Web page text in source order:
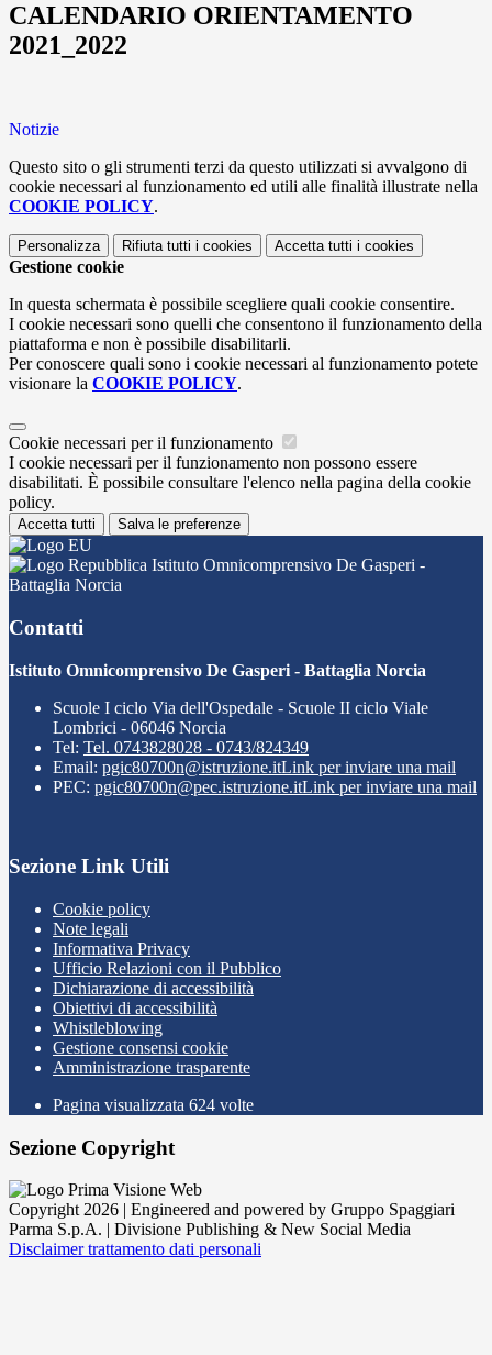
CALENDARIO ORIENTAMENTO
2021_2022
Notizie
Questo sito o gli strumenti terzi da questo utilizzati si avvalgono di
cookie necessari al funzionamento ed utili alle finalità illustrate nella
COOKIE POLICY.
Personalizza Rifiuta tutti i cookies Accetta tutti i cookies
Gestione cookie
In questa schermata è possibile scegliere quali cookie consentire.
I cookie necessari sono quelli che consentono il funzionamento della
piattaforma e non è possibile disabilitarli.
Per conoscere quali sono i cookie necessari al funzionamento potete
visionare la COOKIE POLICY.
Cookie necessari per il funzionamento
I cookie necessari per il funzionamento non possono essere
disabilitati. È possibile consultare l'elenco nella pagina della cookie
policy.
Accetta tutti Salva le preferenze
Istituto Omnicomprensivo De Gasperi -
Battaglia Norcia
Contatti
Istituto Omnicomprensivo De Gasperi - Battaglia Norcia
Scuole I ciclo Via dell'Ospedale - Scuole II ciclo Viale
Lombrici - 06046 Norcia
Tel: Tel. 0743828028 - 0743/824349
Email: pgic80700n@istruzione.itLink per inviare una mail
PEC: pgic80700n@pec.istruzione.itLink per inviare una mail
Sezione Link Utili
Cookie policy
Note legali
Informativa Privacy
Ufficio Relazioni con il Pubblico
Dichiarazione di accessibilità
Obiettivi di accessibilità
Whistleblowing
Gestione consensi cookie
Amministrazione trasparente
Pagina visualizzata 624 volte
Sezione Copyright
Copyright 2026 | Engineered and powered by Gruppo Spaggiari
Parma S.p.A. | Divisione Publishing & New Social Media
Disclaimer trattamento dati personali